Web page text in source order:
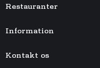
Restauranter
Information
Kontakt os